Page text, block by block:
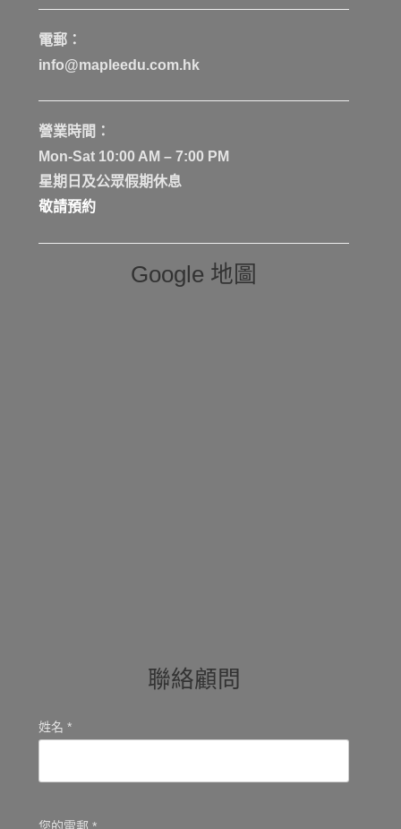
電郵：
info@mapleedu.com.hk
營業時間：
Mon-Sat 10:00 AM – 7:00 PM
星期日及公眾假期休息
敬請預約
Google 地圖
聯絡顧問
姓名 *